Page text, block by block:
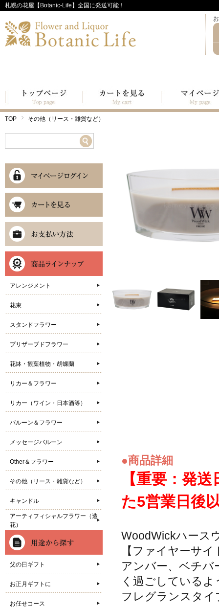
札幌の花屋【Botanic-Life】全国に発送可能！
TOP その他（リース・雑貨など）
●商品詳細
【重要：発
た5営業日後
WoodWickハース
【ファイヤーサイ
アンバー、ベチバ
く過ごしているよ
フレグランスタ
アレンジメント
花束
スタンドフラワー
プリザーブドフラワー
花鉢・観葉植物・胡蝶蘭
リカー＆フラワー
リカー（ワイン・日本酒等）
バルーン＆フラワー
メッセージバルーン
Other＆フラワー
その他（リース・雑貨など）
キャンドル
アーティフィシャルフラワー（造
花）
父の日ギフト
お正月ギフトに
お任せコース